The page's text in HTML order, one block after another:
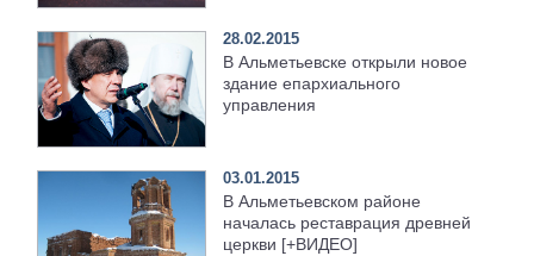
28.02.2015
В Альметьевске открыли новое
здание епархиального
управления
03.01.2015
В Альметьевском районе
началась реставрация древней
церкви [+ВИДЕО]